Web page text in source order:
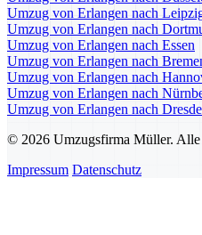
Umzug von Erlangen nach
Umzug von Erlangen nach
Umzug von Erlangen nach Essen
Umzug von Erlangen nach
Umzug von Erlangen nach
Umzug von Erlangen nach
Umzug von Erlangen nach
© 2026 Umzugsfirma Müller. Alle
Impressum Datenschutz